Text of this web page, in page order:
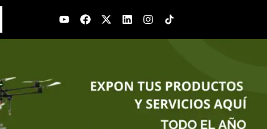
YoutubeFacebook
X-
twitter
LinkedinInstagram